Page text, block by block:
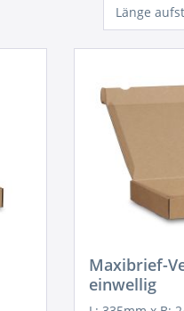
Maxibrief-
einwellig